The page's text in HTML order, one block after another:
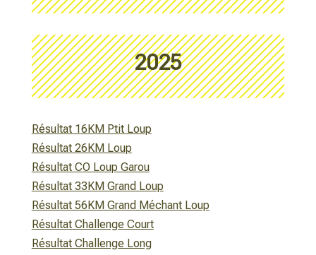
2025
Résultat 16KM Ptit Loup
Résultat 26KM Loup
Résultat CO Loup Garou
Résultat 33KM Grand Loup
Résultat 56KM Grand Méchant Loup
Résultat Challenge Court
Résultat Challenge Long